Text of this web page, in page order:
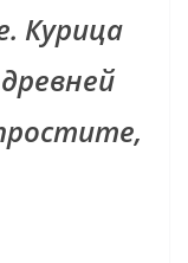
Курица